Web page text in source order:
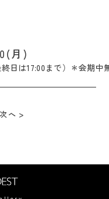
月)
日は17:00まで）＊会期中
次へ